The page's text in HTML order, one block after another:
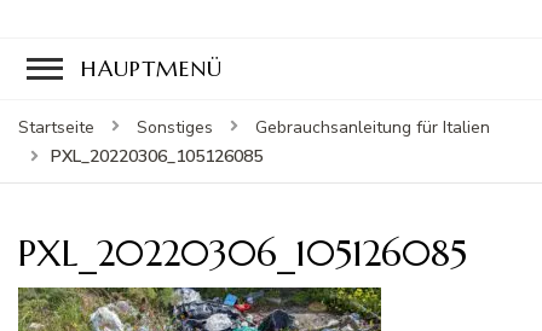
HAUPTMENÜ
Startseite Sonstiges
Gebrauchsanleitung für Italien
PXL_20220306_105126085
PXL_20220306_105126085